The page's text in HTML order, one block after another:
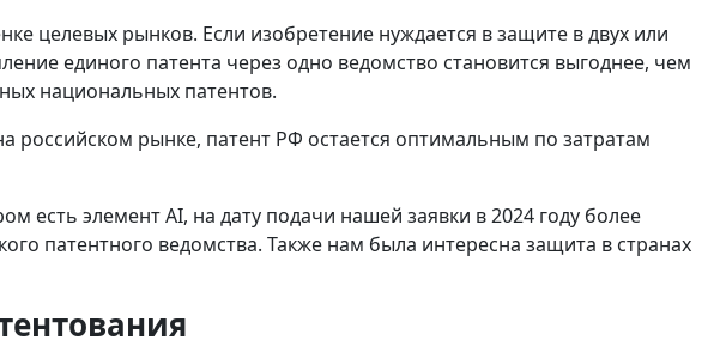
целевых рынков. Если изобретение нуждается в защите в двух или
единого патента через одно ведомство становится выгоднее, чем
национальных патентов.
российском рынке, патент РФ остается оптимальным по затратам
есть элемент AI, на дату подачи нашей заявки в 2024 году более
патентного ведомства. Также нам была интересна защита в странах